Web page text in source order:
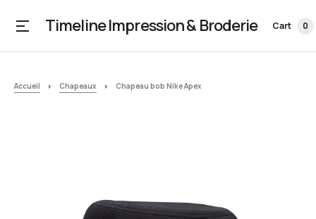
Timeline Impression & Broderie Cart 0
Accueil Chapeaux Chapeau bob Nike Apex